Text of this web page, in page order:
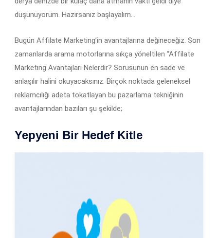
düşünüyorum. Hazırsanız başlayalım…
Bugün Affilate Marketing’in avantajlarına değineceğiz. Son
zamanlarda arama motorlarına sıkça yöneltilen “Affilate
Marketing Avantajları Nelerdir? Sorusunun en sade ve
anlaşılır halini okuyacaksınız. Birçok noktada geleneksel
reklamcılığı adeta tokatlayan bu pazarlama tekniğinin
avantajlarından bazıları şu şekilde;
Yepyeni Bir Hedef Kitle